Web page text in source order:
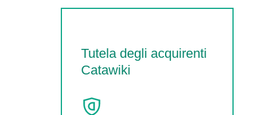
Tutela degli acquirenti
Catawiki